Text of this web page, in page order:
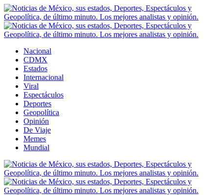
Nacional
CDMX
Estados
Internacional
Viral
Espectáculos
Deportes
Geopolítica
Opinión
De Viaje
Memes
Mundial